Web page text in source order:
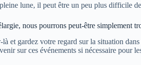
lune, il peut être un peu plus difficile
nous pourrons peut-être simplement
et gardez votre regard sur la situation
sur ces événements si nécessaire pour